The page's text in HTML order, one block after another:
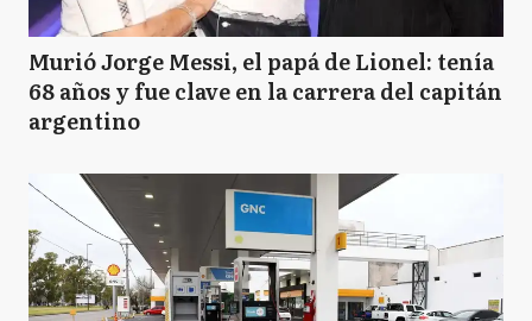
Murió Jorge Messi, el papá de Lionel: tenía
68 años y fue clave en la carrera del capitán
argentino